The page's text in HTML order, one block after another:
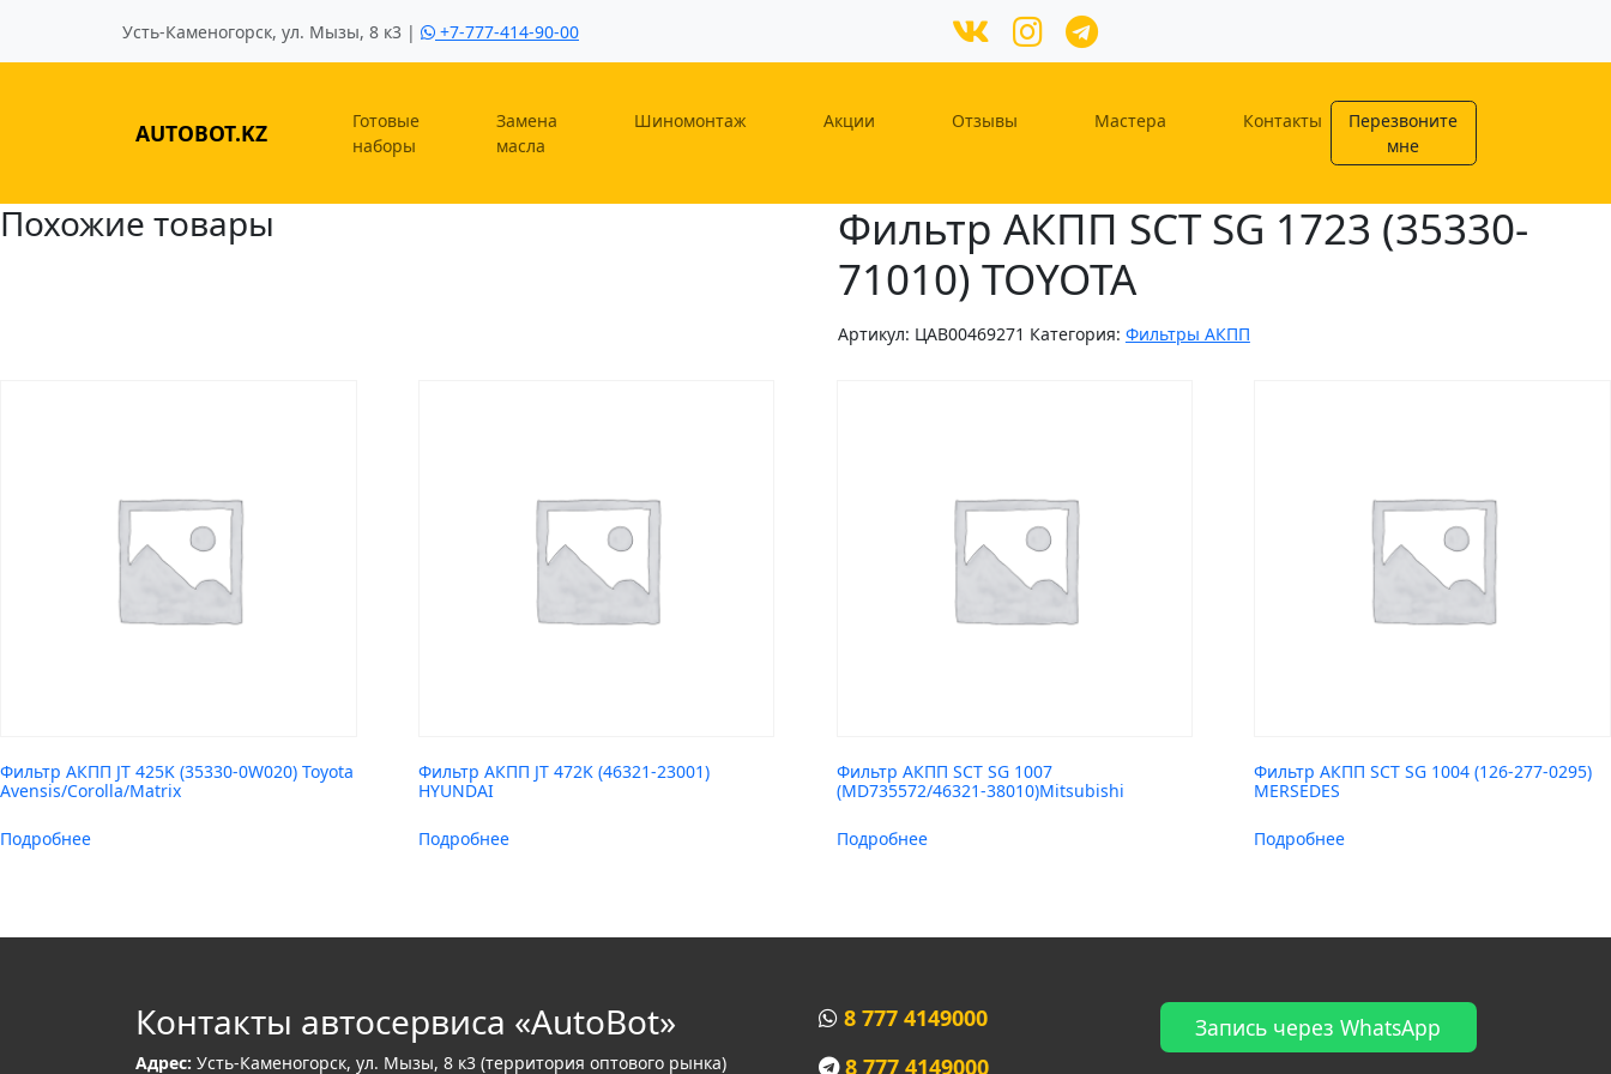
Усть-Каменогорск, ул. Мызы, 8 к3 | +7-777-414-90-00
AUTOBOT.KZ
Готовые
наборы
Замена
масла
Шиномонтаж Акции Отзывы Мастера Контакты
Перезвоните
мне
Фильтр АКПП SCT SG 1723 (35330-
71010) TOYOTA
Артикул: ЦAB00469271 Категория: Фильтры АКПП
Похожие товары
Фильтр АКПП JT 425K (35330-0W020) Toyota
Avensis/Corolla/Matrix
Подробнее
Фильтр АКПП JT 472K (46321-23001)
HYUNDAI
Подробнее
Фильтр АКПП SCT SG 1007
(MD735572/46321-38010)Mitsubishi
Подробнее
Фильтр АКПП SCT SG 1004 (126-277-0295)
MERSEDES
Подробнее
Контакты автосервиса «AutoBot»
Адрес: Усть-Каменогорск, ул. Мызы, 8 к3 (территория оптового рынка)
8 777 4149000
8 777 4149000
Запись через WhatsApp